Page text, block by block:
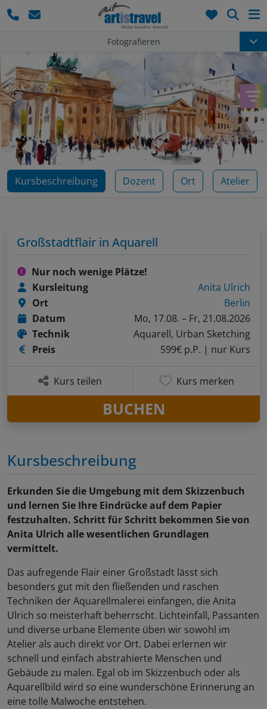
Fotografieren
Kursbeschreibung Dozent Ort Atelier
Kursbeschreibung
Erkunden Sie die Umgebung mit dem Skizzenbuch
und lernen Sie Ihre Eindrücke auf dem Papier
festzuhalten. Schritt für Schritt bekommen Sie von
Anita Ulrich alle wesentlichen Grundlagen
vermittelt.
Das aufregende Flair einer Großstadt lässt sich
besonders gut mit den fließenden und raschen
Techniken der Aquarellmalerei einfangen, die Anita
Ulrich so meisterhaft beherrscht. Lichteinfall, Passanten
und diverse urbane Elemente üben wir sowohl im
Atelier als auch direkt vor Ort. Dabei erlernen wir
schnell und einfach abstrahierte Menschen und
Gebäude zu malen. Egal ob im Skizzenbuch oder als
Aquarellbild wird so eine wunderschöne Erinnerung an
eine tolle Malwoche entstehen.
Großstadtflair in Aquarell
Nur noch wenige Plätze!
Kursleitung
Anita Ulrich
Ort
Berlin
Datum
Mo, 17.08. – Fr, 21.08.2026
Technik
Aquarell, Urban Sketching
Preis
599€ p.P. | nur Kurs
Kurs teilen Kurs merken
BUCHEN